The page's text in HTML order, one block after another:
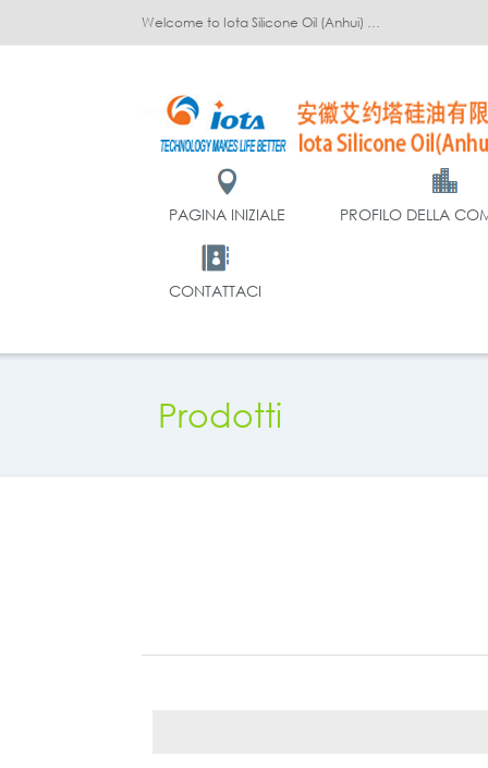
Welcome to Iota Silicone Oil (Anhui) Co., Ltd.!
PAGINA INIZIALE PROFILO DELLA
CONTATTACI
Prodotti